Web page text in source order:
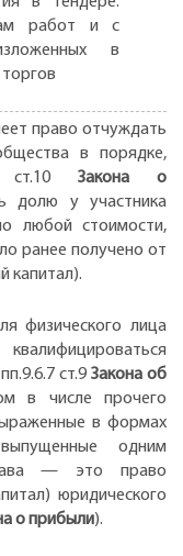
работ и с
в
право отчуждать
в порядке,
ст.10 Закона о
долю у участника
любой стоимости,
ранее получено от
капитал).
физического лица
ст.9 Закона об
в числе прочего
в формах
одним
— это право
юридического
о прибыли).